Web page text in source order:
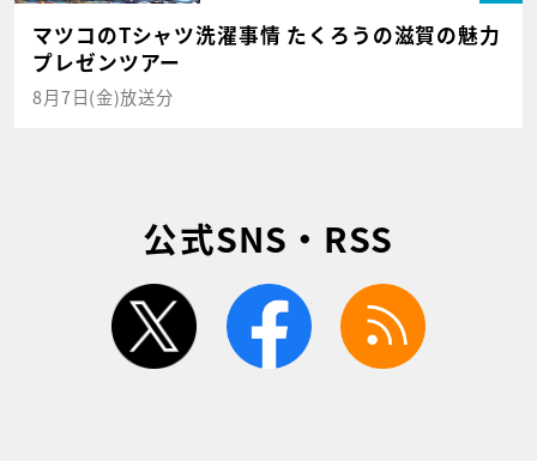
マツコのTシャツ洗濯事情 たくろうの滋賀の魅力
プレゼンツアー
8月7日(金)放送分
公式SNS・RSS
twitter facebook